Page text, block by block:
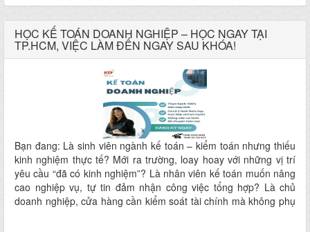
HỌC KẾ TOÁN DOANH NGHIỆP – HỌC NGAY TẠI
TP.HCM, VIỆC LÀM ĐẾN NGAY SAU KHÓA!
Bạn đang: Là sinh viên ngành kế toán – kiểm toán nhưng thiếu
kinh nghiệm thực tế? Mới ra trường, loay hoay với những vị trí
yêu cầu “đã có kinh nghiệm”? Là nhân viên kế toán muốn nâng
cao nghiệp vụ, tự tin đảm nhận công việc tổng hợp? Là chủ
doanh nghiệp, cửa hàng cần kiểm soát tài chính mà không phụ